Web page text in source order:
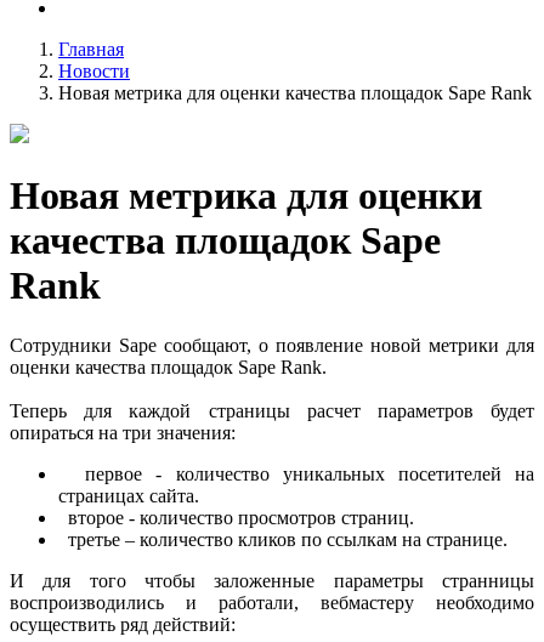
Главная
Новости
Новая метрика для оценки качества площадок Sape Rank
Новая метрика для оценки
качества площадок Sape
Rank
Сотрудники Sape сообщают, о появление новой метрики для
оценки качества площадок Sape Rank.
Теперь для каждой страницы расчет параметров будет
опираться на три значения:
первое - количество уникальных посетителей на
страницах сайта.
второе - количество просмотров страниц.
третье – количество кликов по ссылкам на странице.
И для того чтобы заложенные параметры странницы
воспроизводились и работали, вебмастеру необходимо
осуществить ряд действий: